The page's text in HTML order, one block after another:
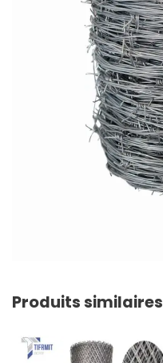
Produits similaires